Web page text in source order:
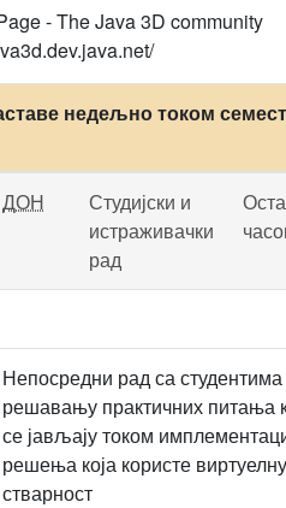
- The Java 3D community
недељно током
ДОН
Студијски и
истраживачки
рад
Непосредни рад са
решавању практичних питања
се јављају током
решења која користе виртуелну
стварност